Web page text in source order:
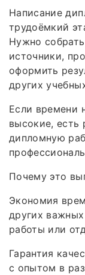
Написание
трудоёмкий
Нужно
источники,
оформить
других
Если времени
высокие, есть
дипломную
Почему это
Экономия
других
работы или
Гарантия
с опытом в